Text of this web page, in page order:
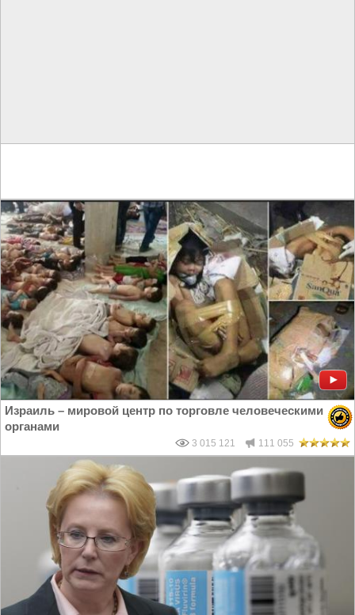
Израиль – мировой центр по торговле человеческими
органами
3 015 121 111 055